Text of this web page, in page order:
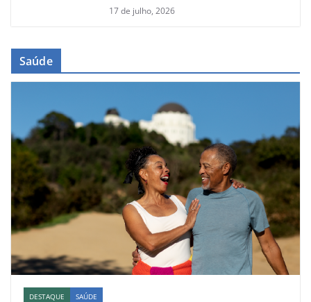
17 de julho, 2026
Saúde
DESTAQUE SAÚDE